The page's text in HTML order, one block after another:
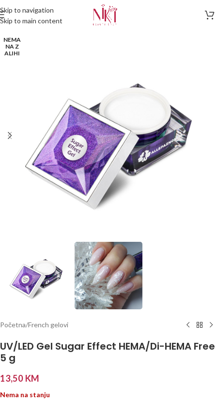
Skip to navigation
Skip to main content
NEMA
NA Z
ALIHI
Početna/French gelovi
UV/LED Gel Sugar Effect HEMA/Di-HEMA Free
5 g
13,50 KM
Nema na stanju